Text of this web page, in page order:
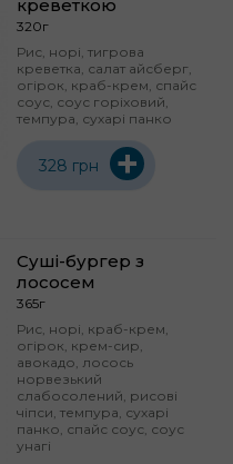
креветкою
320г
Рис, норі, тигрова
креветка, салат айсберг,
огірок, краб-крем, спайс
соус, соус горіховий,
темпура, сухарі панко
328 грн +
Суші-бургер з
лососем
365г
Рис, норі, краб-крем,
огірок, крем-сир,
авокадо, лосось
норвезький
слабосолений, рисові
чіпси, темпура, сухарі
панко, спайс соус, соус
унагі